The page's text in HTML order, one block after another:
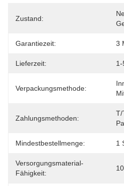
Zustand:
Garantiezeit: 3
Lieferzeit: 1-
Verpackungsmethode:
Zahlungsmethoden:
T/
Mindestbestellmenge: 1
Versorgungsmaterial-
Fähigkeit: